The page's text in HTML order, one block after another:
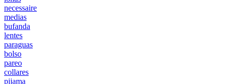
necessaire
medias
bufanda
lentes
paraguas
bolso
pareo
collares
pijama